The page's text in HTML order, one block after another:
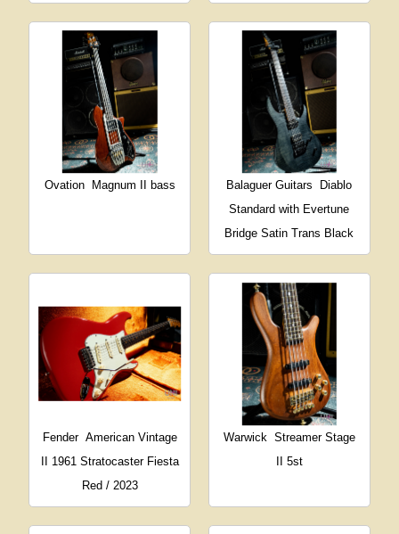
Ovation Magnum II bass Balaguer Guitars
Diablo
Standard with Evertune
Bridge Satin Trans Black
Fender American Vintage
II 1961 Stratocaster Fiesta
Red / 2023
Warwick Streamer Stage
II 5st